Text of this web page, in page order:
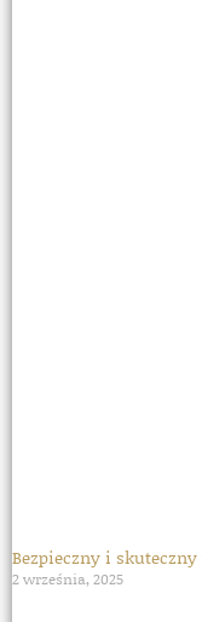
Bezpieczny i skuteczny
2 września, 2025